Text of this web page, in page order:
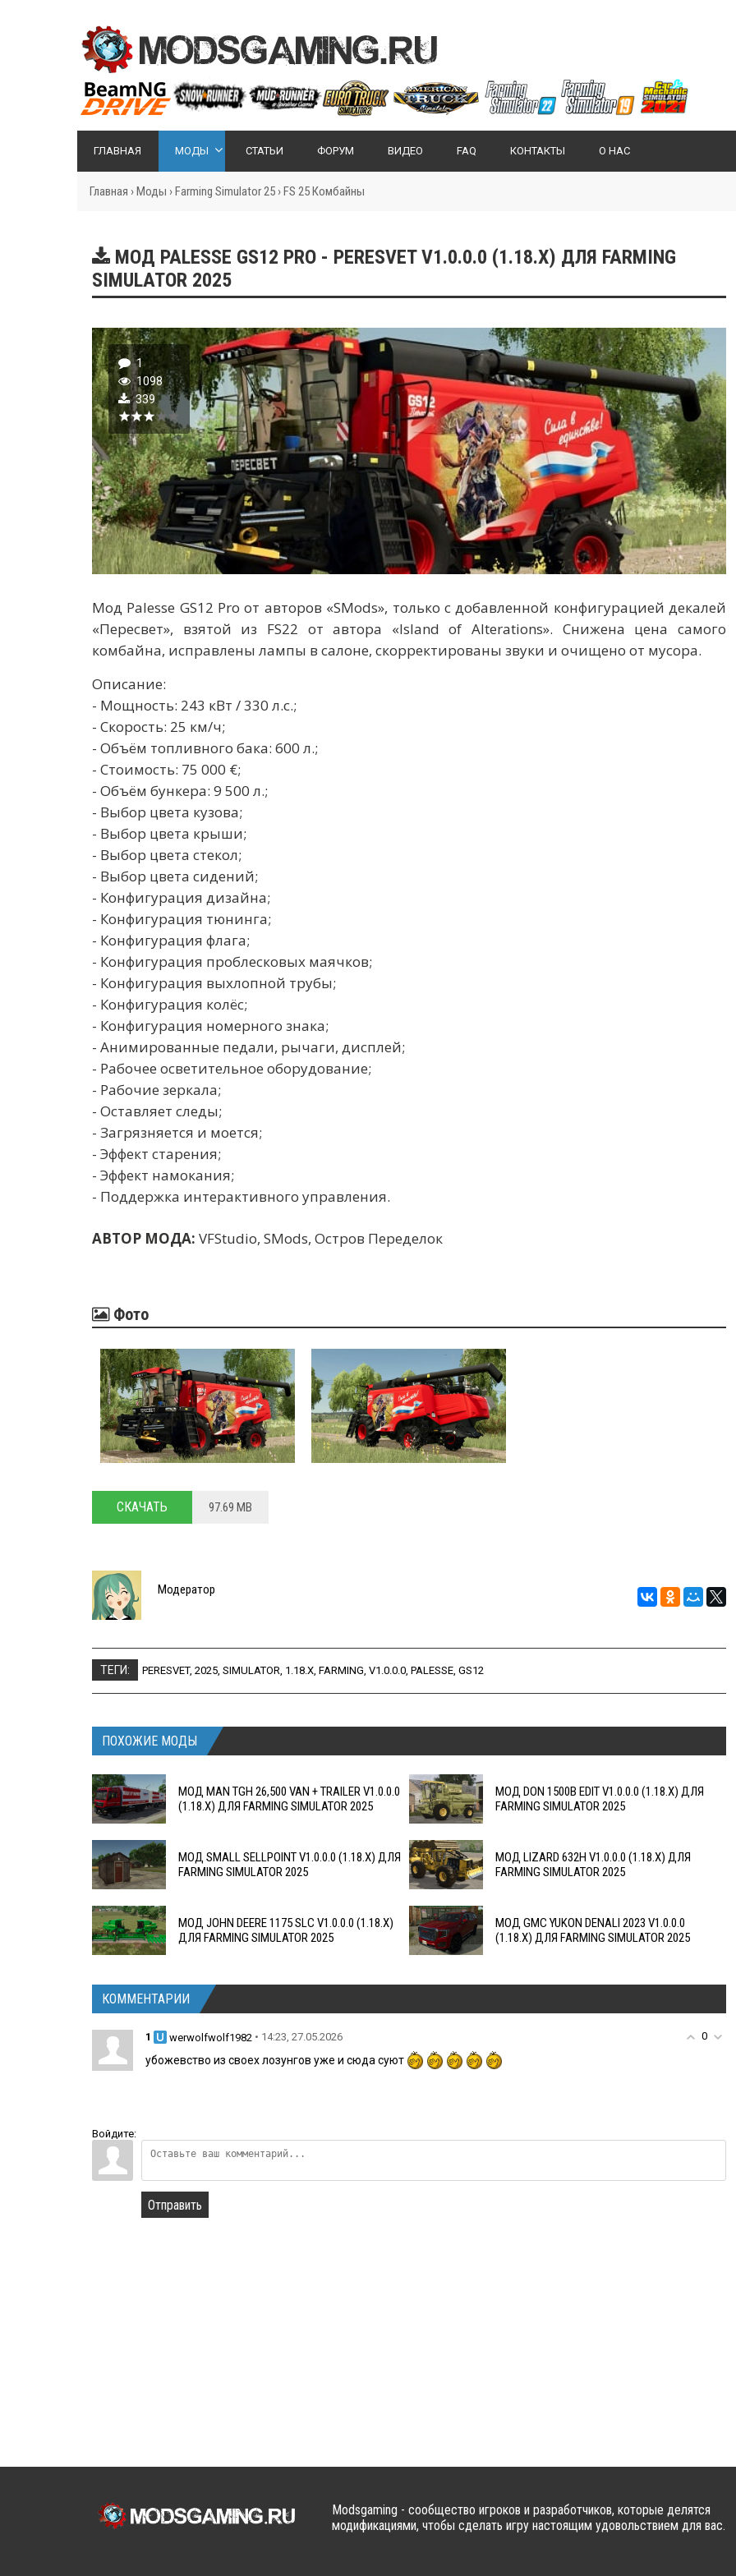
ГЛАВНАЯ МОДЫ СТАТЬИ ФОРУМ ВИДЕО FAQ КОНТАКТЫ О НАС
Главная ›Моды ›Farming Simulator 25 ›FS 25 Комбайны
МОД PALESSE GS12 PRO - PERESVET V1.0.0.0 (1.18.X) ДЛЯ FARMING
SIMULATOR 2025
1
1098
339
Мод Palesse GS12 Pro от авторов «SMods», только с добавленной конфигурацией декалей
«Пересвет», взятой из FS22 от автора «Island of Alterations». Снижена цена самого
комбайна, исправлены лампы в салоне, скорректированы звуки и очищено от мусора.
Описание:
- Мощность: 243 кВт / 330 л.с.;
- Скорость: 25 км/ч;
- Объём топливного бака: 600 л.;
- Стоимость: 75 000 €;
- Объём бункера: 9 500 л.;
- Выбор цвета кузова;
- Выбор цвета крыши;
- Выбор цвета стекол;
- Выбор цвета сидений;
- Конфигурация дизайна;
- Конфигурация тюнинга;
- Конфигурация флага;
- Конфигурация проблесковых маячков;
- Конфигурация выхлопной трубы;
- Конфигурация колёс;
- Конфигурация номерного знака;
- Анимированные педали, рычаги, дисплей;
- Рабочее осветительное оборудование;
- Рабочие зеркала;
- Оставляет следы;
- Загрязняется и моется;
- Эффект старения;
- Эффект намокания;
- Поддержка интерактивного управления.
АВТОР МОДА: VFStudio, SMods, Остров Переделок
Фото
СКАЧАТЬ 97.69 MB
Модератор
ТЕГИ: PERESVET, 2025, SIMULATOR, 1.18.X, FARMING, V1.0.0.0, PALESSE, GS12
ПОХОЖИЕ МОДЫ
МОД MAN TGH 26,500 VAN + TRAILER V1.0.0.0
(1.18.X) ДЛЯ FARMING SIMULATOR 2025
МОД DON 1500B EDIT V1.0.0.0 (1.18.X) ДЛЯ
FARMING SIMULATOR 2025
МОД SMALL SELLPOINT V1.0.0.0 (1.18.X) ДЛЯ
FARMING SIMULATOR 2025
МОД LIZARD 632H V1.0.0.0 (1.18.X) ДЛЯ
FARMING SIMULATOR 2025
МОД JOHN DEERE 1175 SLC V1.0.0.0 (1.18.X)
ДЛЯ FARMING SIMULATOR 2025
МОД GMC YUKON DENALI 2023 V1.0.0.0
(1.18.X) ДЛЯ FARMING SIMULATOR 2025
КОММЕНТАРИИ
0
1 werwolfwolf1982 • 14:23, 27.05.2026
убожевство из своех лозунгов уже и сюда суют
Войдите:
Отправить
Modsgaming - сообщество игроков и разработчиков, которые делятся
модификациями, чтобы сделать игру настоящим удовольствием для вас.